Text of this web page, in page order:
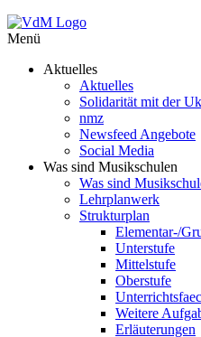
Menü
Aktuelles
Aktuelles
Solidarität mit der
nmz
Newsfeed Angebote
Social Media
Was sind Musikschulen
Was sind
Lehrplanwerk
Strukturplan
Elementar-/
Unterstufe
Mittelstufe
Oberstufe
Weitere
Erläuterungen